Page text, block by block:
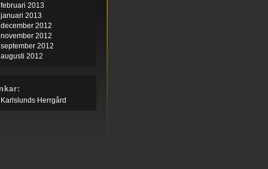
februari 2013
januari 2013
december 2012
november 2012
september 2012
augusti 2012
Karlslunds Herrgård